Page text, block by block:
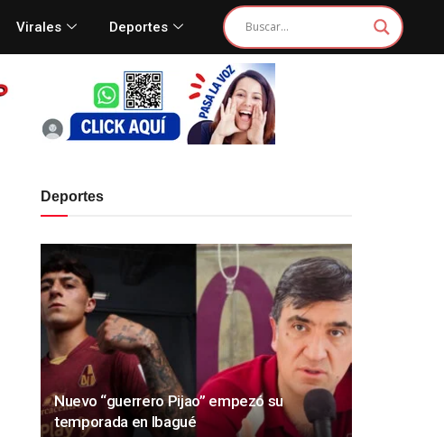
Virales Deportes
Deportes
Nuevo “guerrero Pijao” empezó su
temporada en Ibagué